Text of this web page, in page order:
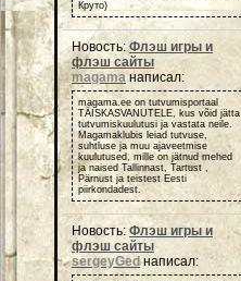
Круто)
Новость:Флэш игры и
флэш сайты
magama написал:
magama.ee on tutvumisportaal
TÄISKASVANUTELE, kus võid jätta
tutvumiskuulutusi ja vastata neile.
Magamaklubis leiad tutvuse,
suhtluse ja muu ajaveetmise
kuulutused, mille on jätnud mehed
ja naised Tallinnast, Tartust ,
Pärnust ja teistest Eesti
piirkondadest.
Новость: Флэш игры и
флэш сайты
sergeyGedнаписал: